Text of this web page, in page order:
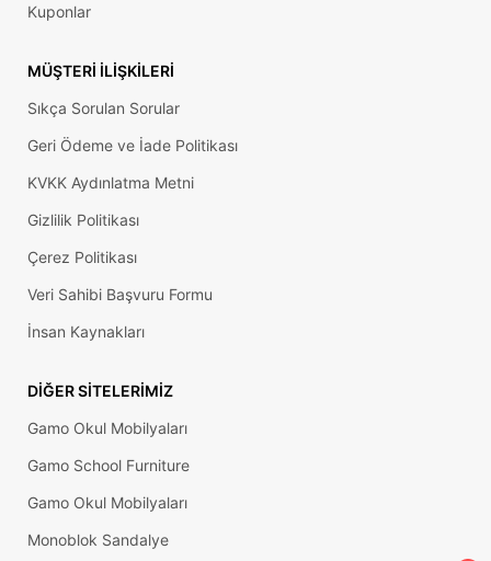
Kuponlar
MÜŞTERI İLIŞKILERI
Sıkça Sorulan Sorular
Geri Ödeme ve İade Politikası
KVKK Aydınlatma Metni
Gizlilik Politikası
Çerez Politikası
Veri Sahibi Başvuru Formu
İnsan Kaynakları
DIĞER SITELERIMIZ
Gamo Okul Mobilyaları
Gamo School Furniture
Gamo Okul Mobilyaları
Monoblok Sandalye